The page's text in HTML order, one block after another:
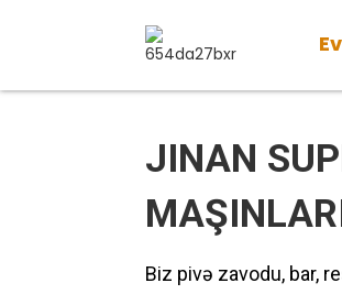
Ev
JINAN
Biz pivə zavodu, bar,